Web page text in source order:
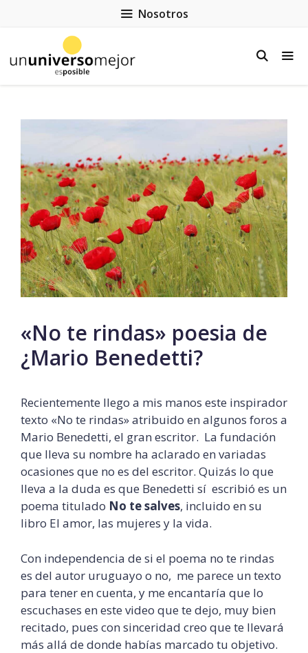
Nosotros
«No te rindas» poesia de
¿Mario Benedetti?
Recientemente llego a mis manos este inspirador
texto «No te rindas» atribuido en algunos foros a
Mario Benedetti, el gran escritor. La fundación
que lleva su nombre ha aclarado en variadas
ocasiones que no es del escritor. Quizás lo que
lleva a la duda es que Benedetti sí escribió es un
poema titulado No te salves, incluido en su
libro El amor, las mujeres y la vida.
Con independencia de si el poema no te rindas
es del autor uruguayo o no, me parece un texto
para tener en cuenta, y me encantaría que lo
escuchases en este video que te dejo, muy bien
recitado, pues con sinceridad creo que te llevará
más allá de donde habías marcado tu objetivo.